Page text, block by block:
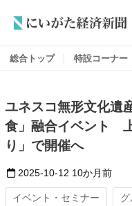
総合トップ 特設コーナー
ユネスコ無形文化遺
食」融合イベント
り」で開催へ
2025-10-12 10か月前
イベント・セミナー グ